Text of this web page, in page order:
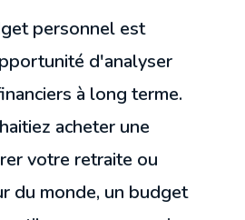
personnel est
d'analyser
à long terme.
acheter une
votre retraite ou
du monde, un budget